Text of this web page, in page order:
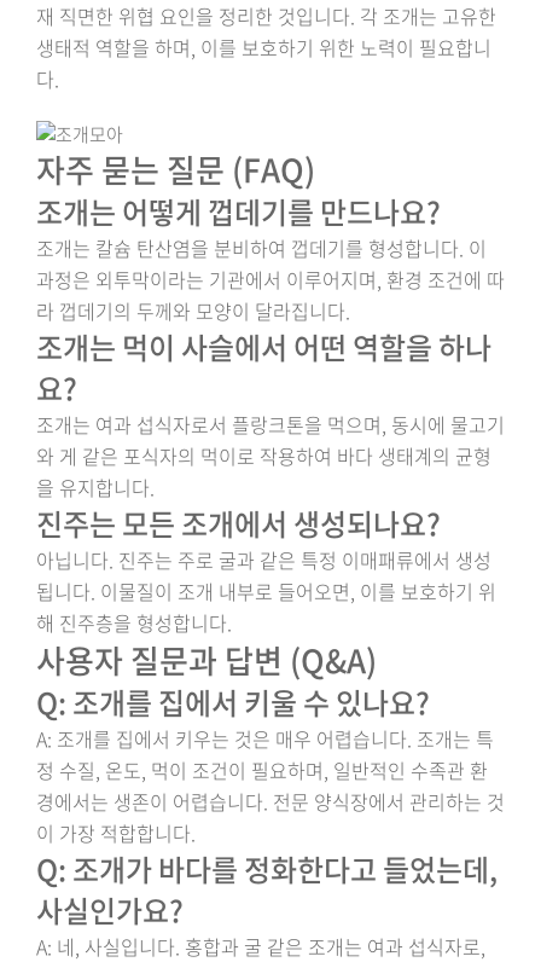
재 직면한 위협 요인을 정리한 것입니다. 각 조개는 고유한
생태적 역할을 하며, 이를 보호하기 위한 노력이 필요합니
다.
자주 묻는 질문 (FAQ)
조개는 어떻게 껍데기를 만드나요?
조개는 칼슘 탄산염을 분비하여 껍데기를 형성합니다. 이
과정은 외투막이라는 기관에서 이루어지며, 환경 조건에 따
라 껍데기의 두께와 모양이 달라집니다.
조개는 먹이 사슬에서 어떤 역할을 하나
요?
조개는 여과 섭식자로서 플랑크톤을 먹으며, 동시에 물고기
와 게 같은 포식자의 먹이로 작용하여 바다 생태계의 균형
을 유지합니다.
진주는 모든 조개에서 생성되나요?
아닙니다. 진주는 주로 굴과 같은 특정 이매패류에서 생성
됩니다. 이물질이 조개 내부로 들어오면, 이를 보호하기 위
해 진주층을 형성합니다.
사용자 질문과 답변 (Q&A)
Q: 조개를 집에서 키울 수 있나요?
A: 조개를 집에서 키우는 것은 매우 어렵습니다. 조개는 특
정 수질, 온도, 먹이 조건이 필요하며, 일반적인 수족관 환
경에서는 생존이 어렵습니다. 전문 양식장에서 관리하는 것
이 가장 적합합니다.
Q: 조개가 바다를 정화한다고 들었는데,
사실인가요?
A: 네, 사실입니다. 홍합과 굴 같은 조개는 여과 섭식자로,